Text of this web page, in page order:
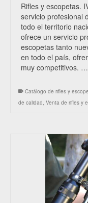
Rifles y escopetas.
servicio profesional
todo el territorio
ofrece un servicio
escopetas tanto
en todo el país,
muy competitivos. …
Catálogo de rifles y
de calidad, Venta de rifles y